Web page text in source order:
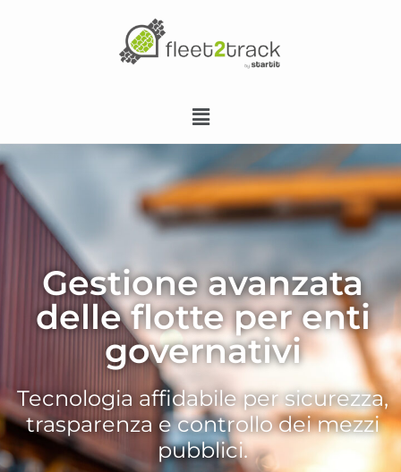
Gestione avanzata
delle flotte per enti
governativi
Tecnologia affidabile per sicurezza,
trasparenza e controllo dei mezzi
pubblici.